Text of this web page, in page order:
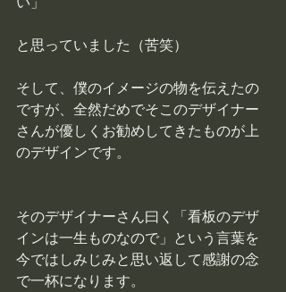
と思っていました（苦笑）
そして、僕のイメージの物を伝えたの
ですが、全然だめでそこのデザイナー
さんが優しくお勧めしてきたものが上
のデザインです。
そのデザイナーさん曰く「看板のデザ
インは一生ものなので」という言葉を
今ではしみじみと思い返して感謝の念
で一杯になります。